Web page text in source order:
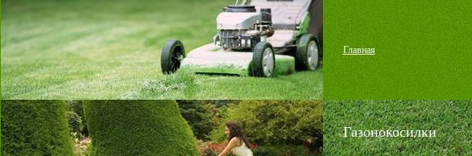
Главная
Газонокосилки